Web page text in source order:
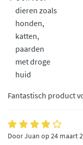
dieren zoals
honden,
katten,
paarden
met droge
huid
Fantastisch product
Door Juan op 24 maart